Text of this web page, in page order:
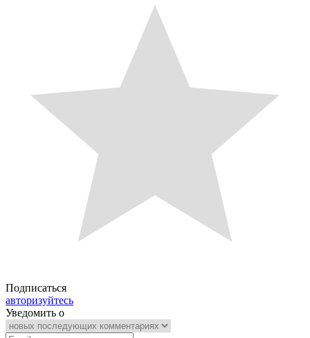
Подписаться
авторизуйтесь
Уведомить о